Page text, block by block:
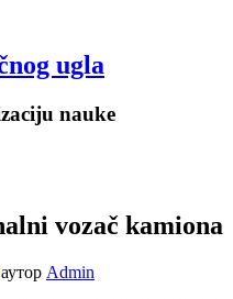
ugla
nauke
vozač kamiona
аутор Admin